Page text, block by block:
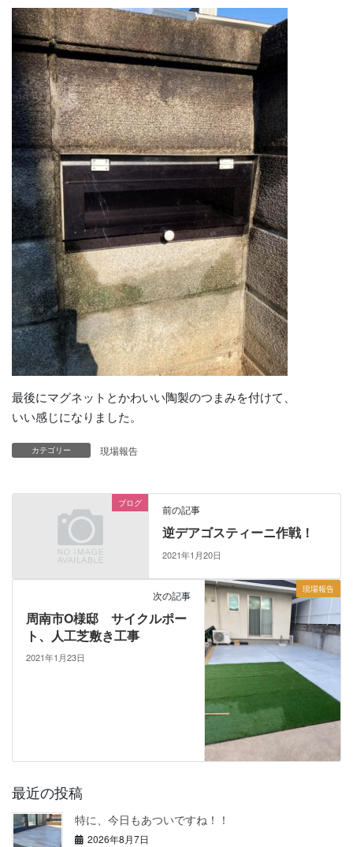
最後にマグネットとかわいい陶製のつまみを付けて、
いい感じになりました。
カテゴリー 現場報告
ブログ 前の記事
逆デアゴスティーニ作戦！
2021年1月20日
現場報告
次の記事
周南市O様邸 サイクルポー
ト、人工芝敷き工事
2021年1月23日
最近の投稿
特に、今日もあついですね！！
2026年8月7日